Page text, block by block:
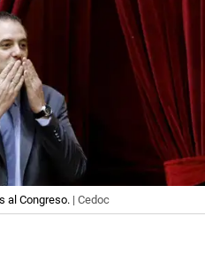
al Congreso. | Cedoc